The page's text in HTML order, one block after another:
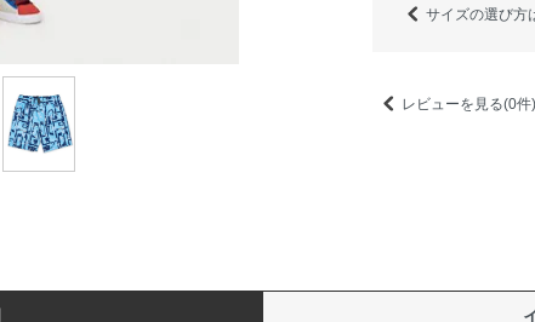
サイズの選び方
レビューを見る(0件)